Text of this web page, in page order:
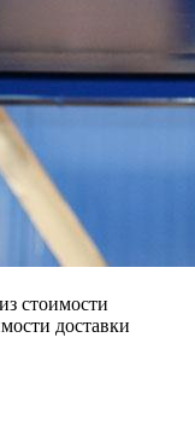
стоимости
доставки